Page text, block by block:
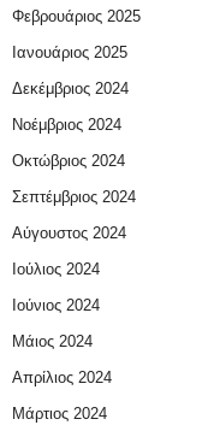
Φεβρουάριος 2025
Ιανουάριος 2025
Δεκέμβριος 2024
Νοέμβριος 2024
Οκτώβριος 2024
Σεπτέμβριος 2024
Αύγουστος 2024
Ιούλιος 2024
Ιούνιος 2024
Μάιος 2024
Απρίλιος 2024
Μάρτιος 2024